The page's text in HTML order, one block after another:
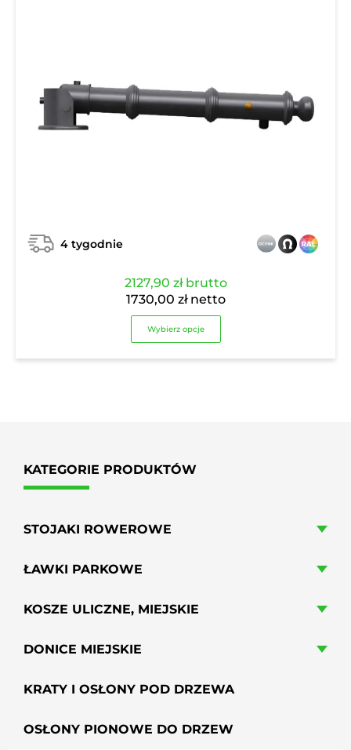
4 tygodnie
2127,90 złbrutto
1730,00 złnetto
Wybierz opcje
KATEGORIE PRODUKTÓW
STOJAKI ROWEROWE
ŁAWKI PARKOWE
KOSZE ULICZNE, MIEJSKIE
DONICE MIEJSKIE
KRATY I OSŁONY POD DRZEWA
OSŁONY PIONOWE DO DRZEW